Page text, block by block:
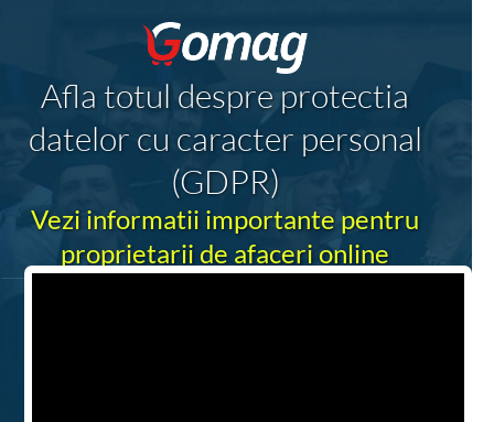
Afla totul despre protectia
datelor cu caracter personal
(GDPR)
Vezi informatii importante pentru
proprietarii de afaceri online